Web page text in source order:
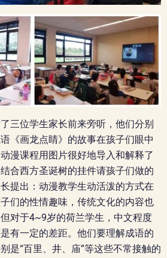
三位学生家长前来旁听，他们分别
《画龙点睛》的故事在孩子们眼中
漫课程用图片很好地导入和解释了
合西方圣诞树的挂件请孩子们做的
提出：动漫教学生动活泼的方式在
们的性情趣味，传统文化的内容也
对于4~9岁的荷兰学生，中文程度
有一定的差距。他们要理解成语的
是“百里、井、庙”等这些不常接触的